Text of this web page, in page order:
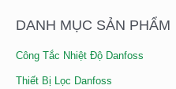
K
Ế
M
DANH MỤC SẢN PHẨM
Công Tắc Nhiệt Độ Danfoss
Thiết Bị Lọc Danfoss